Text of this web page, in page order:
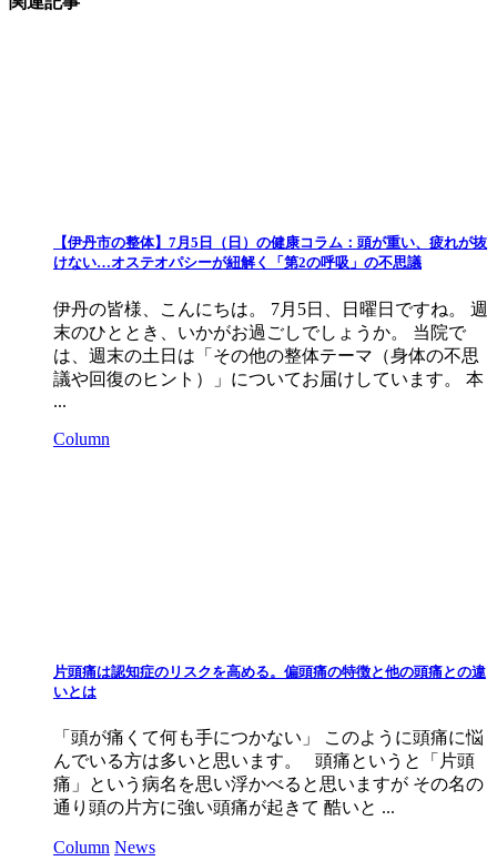
【伊丹市の整体】7月5日（日）の健康コラム：頭が重い、疲れが抜
けない…オステオパシーが紐解く「第2の呼吸」の不思議
伊丹の皆様、こんにちは。 7月5日、日曜日ですね。 週
末のひととき、いかがお過ごしでしょうか。 当院で
は、週末の土日は「その他の整体テーマ（身体の不思
議や回復のヒント）」についてお届けしています。 本
...
Column
片頭痛は認知症のリスクを高める。偏頭痛の特徴と他の頭痛との違
いとは
「頭が痛くて何も手につかない」 このように頭痛に悩
んでいる方は多いと思います。 頭痛というと「片頭
痛」という病名を思い浮かべると思いますが その名の
通り頭の片方に強い頭痛が起きて 酷いと ...
Column News